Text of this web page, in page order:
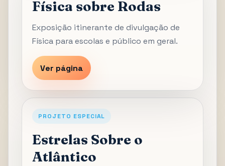
Física sobre Rodas
Exposição itinerante de divulgação de
Física para escolas e público em geral.
Ver página
PROJETO ESPECIAL
Estrelas Sobre o
Atlântico